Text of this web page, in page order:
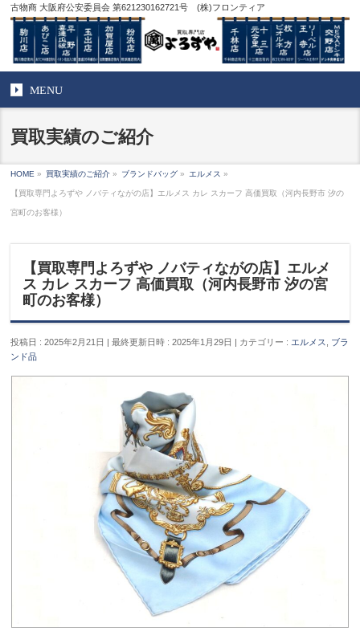
古物商 大阪府公安委員会 第621230162721号 (株)フロンティア
MENU
買取実績のご紹介
HOME » 買取実績のご紹介 » ブランドバッグ » エルメス »
【買取専門よろずや ノバティながの店】エルメス カレ スカーフ 高価買取（河内長野市 汐の
宮町のお客様）
【買取専門よろずや ノバティながの店】エルメ
ス カレ スカーフ 高価買取（河内長野市 汐の宮
町のお客様）
投稿日 : 2025年2月21日 最終更新日時 : 2025年1月29日 カテゴリー : エルメス
ブラ
ンド品